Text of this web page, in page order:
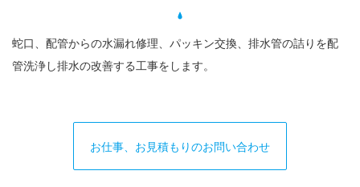
蛇口、配管からの水漏れ修理、パッキン交換、排水管の詰りを配
管洗浄し排水の改善する工事をします。
お仕事、お見積もりのお問い合わせ